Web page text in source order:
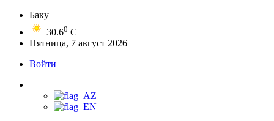
Баку
30.60 C
Пятница, 7 август 2026
Войти